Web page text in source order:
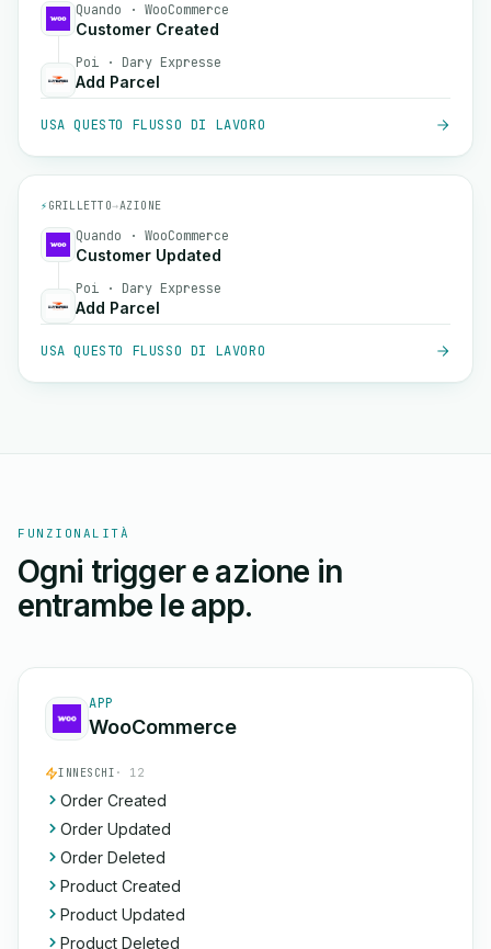
Quando · WooCommerce
Customer Created
Poi · Dary Expresse
Add Parcel
USA QUESTO FLUSSO DI LAVORO
⚡ GRILLETTO→AZIONE
Quando · WooCommerce
Customer Updated
Poi · Dary Expresse
Add Parcel
USA QUESTO FLUSSO DI LAVORO
FUNZIONALITÀ
Ogni trigger e azione in
entrambe le app.
APP
WooCommerce
INNESCHI · 12
Order Created
Order Updated
Order Deleted
Product Created
Product Updated
Product Deleted